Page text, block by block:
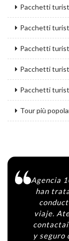
Pacchetti
Pacchetti
Pacchetti
Pacchetti
Pacchetti
Tour più
Agencia
han
viaje.
y seguro